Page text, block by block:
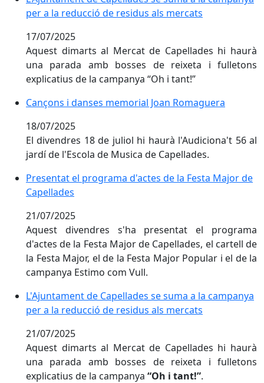
per a la reducció de residus als mercats
17/07/2025
Aquest dimarts al Mercat de Capellades hi haurà
una parada amb bosses de reixeta i fulletons
explicatius de la campanya “Oh i tant!”
Cançons i danses memorial Joan Romaguera
Cançons i danses memorial Joan Romaguera
18/07/2025
El divendres 18 de juliol hi haurà l'Audiciona't 56 al
jardí de l'Escola de Musica de Capellades.
Presentat el programa d'actes de la Festa Major de
Presentat el programa d'actes de la Festa Major de
Capellades
21/07/2025
Aquest divendres s'ha presentat el programa
d'actes de la Festa Major de Capellades, el cartell de
la Festa Major, el de la Festa Major Popular i el de la
campanya Estimo com Vull.
L'Ajuntament de Capellades se suma a la campanya
L'Ajuntament de Capellades se suma a la campanya
per a la reducció de residus als mercats
21/07/2025
Aquest dimarts al Mercat de Capellades hi haurà
una parada amb bosses de reixeta i fulletons
explicatius de la campanya “Oh i tant!”.